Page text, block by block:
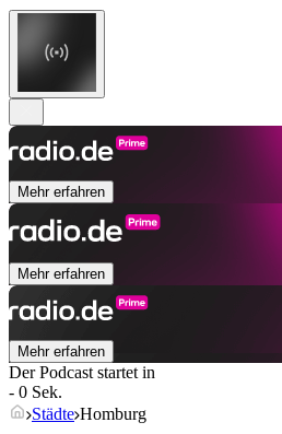
Mehr erfahren
Mehr erfahren
Mehr erfahren
Der Podcast startet in
- 0 Sek.
Städte Homburg